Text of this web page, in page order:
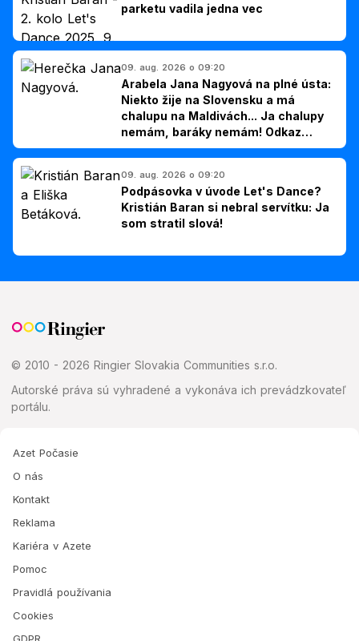
parketu vadila jedna vec
09. aug. 2026 o 09:20
Arabela Jana Nagyová na plné ústa:
Niekto žije na Slovensku a má
chalupu na Maldivách... Ja chalupy
nemám, baráky nemám! Odkaz
Slovákom
09. aug. 2026 o 09:20
Podpásovka v úvode Let's Dance?
Kristián Baran si nebral servítku: Ja
som stratil slová!
© 2010 - 2026 Ringier Slovakia Communities s.r.o.
Autorské práva sú vyhradené a vykonáva ich prevádzkovateľ
portálu.
Azet Počasie
O nás
Kontakt
Reklama
Kariéra v Azete
Pomoc
Pravidlá používania
Cookies